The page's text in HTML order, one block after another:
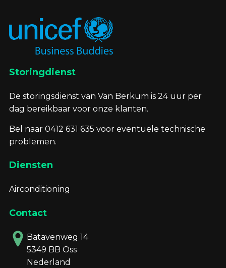
Storingdienst
De storingsdienst van Van Berkum is 24 uur per
dag bereikbaar voor onze klanten.
Bel naar 0412 631 635 voor eventuele technische
problemen.
Diensten
Airconditioning
Contact
Batavenweg 14
5349 BB Oss
Nederland